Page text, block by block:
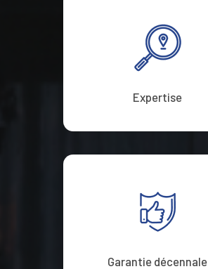
Expertise
Garantie décennale